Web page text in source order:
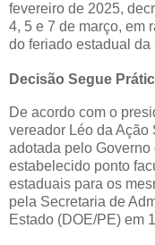
fevereiro de 2025,
4, 5 e 7 de março, em
do feriado estadual
Decisão Segue
De acordo com o
vereador Léo da Ação
adotada pelo
estabelecido ponto
estaduais para os
pela Secretaria de
Estado (DOE/PE) em